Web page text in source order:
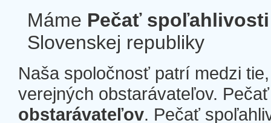
Máme Pečať spoľahlivosti
Slovenskej republiky
Naša spoločnosť patrí medzi
verejných obstarávateľov.
obstarávateľov. Pečať